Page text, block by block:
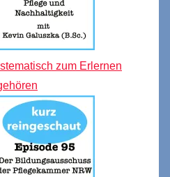
zum Erlernen